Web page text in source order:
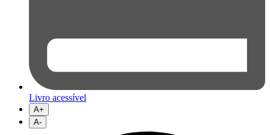
Livro acessível
A+
A-